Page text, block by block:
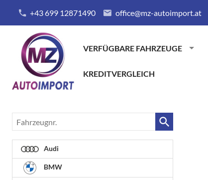
+43 699 12871490 office@mz-autoimport.at
VERFÜGBARE FAHRZEUGE
KREDITVERGLEICH
Fahrzeugnr.
Audi
BMW